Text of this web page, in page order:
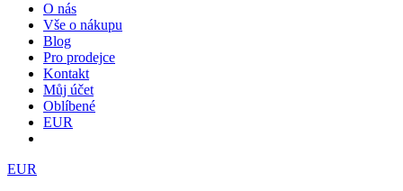
O nás
Vše o nákupu
Blog
Pro prodejce
Kontakt
Můj účet
Oblíbené
EUR
EUR